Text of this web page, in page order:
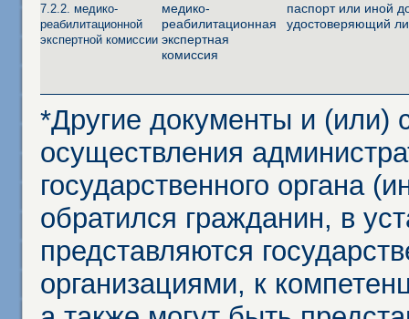
7.2.2. медико-
реабилитационной
экспертной комиссии
медико-
реабилитационная
экспертная
комиссия
паспорт или иной
удостоверяющий
*Другие документы и (или)
осуществления
государственного органа
обратился гражданин, в
представляются
организациями, к